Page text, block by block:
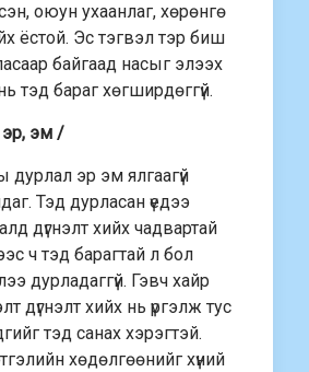
оюун ухаанлаг, хөрөнгө
ёстой. Эс тэгвэл тэр биш
байгаад насыг элээх
тэд бараг хөгширдөггүй.
эм /
эр эм ялгаагүй
Тэд дурласан үедээ
дүгнэлт хийх чадвартай
ч тэд барагтай л бол
дурладаггүй. Гэвч хайр
дүгнэлт хийх нь үргэлж тус
тэд санах хэрэгтэй.
хөдөлгөөнийг хүний